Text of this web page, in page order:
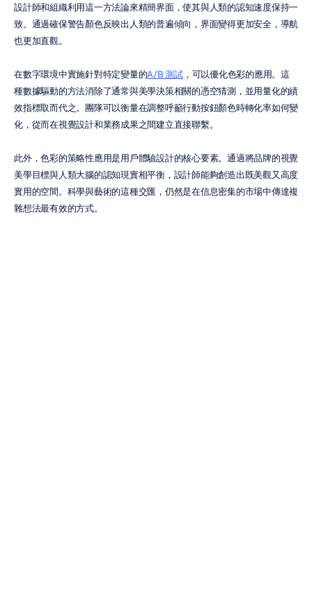
設計師和組織利用這一方法論來精簡界面，使其與人類的認知速度保持一
致。通過確保警告顏色反映出人類的普遍傾向，界面變得更加安全，導航
也更加直觀。
在數字環境中實施針對特定變量的A/B 測試，可以優化色彩的應用。這
種數據驅動的方法消除了通常與美學決策相關的憑空猜測，並用量化的績
效指標取而代之。團隊可以衡量在調整呼籲行動按鈕顏色時轉化率如何變
化，從而在視覺設計和業務成果之間建立直接聯繫。
此外，色彩的策略性應用是用戶體驗設計的核心要素。通過將品牌的視覺
美學目標與人類大腦的認知現實相平衡，設計師能夠創造出既美觀又高度
實用的空間。科學與藝術的這種交匯，仍然是在信息密集的市場中傳達複
雜想法最有效的方式。